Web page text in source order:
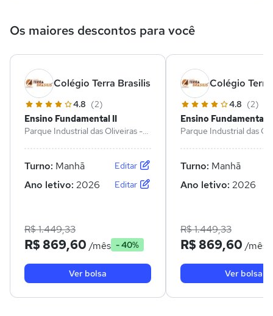
Os maiores descontos para você
Colégio Terra Brasilis
4.8 (2)
Ensino Fundamental II
Parque Industrial das Oliveiras -
Turno: Manhã Editar
Ano letivo: 2026 Editar
R$ 1.449,33
R$ 869,60 /mês - 40%
Ver bolsa
Colégio
4.8 (2)
Ensino Fundamental II
Parque Industrial das
Turno: Manhã
Ano letivo: 2026
R$ 1.449,33
R$ 869,60 /mês
Ver bolsa